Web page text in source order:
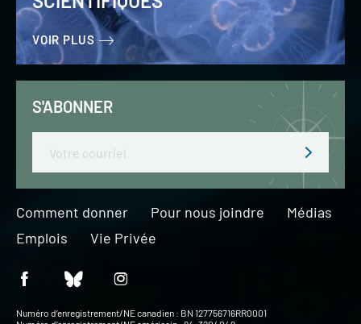
VOIR PLUS
S'ABONNER
Comment donner Pour nous joindre
Médias
Emplois
Vie Privée
Numéro d’enregistrement/NE canadien : BN 127756716RR0001